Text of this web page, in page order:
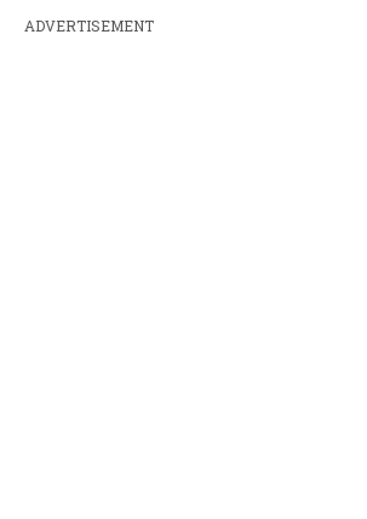
ADVERTISEMENT